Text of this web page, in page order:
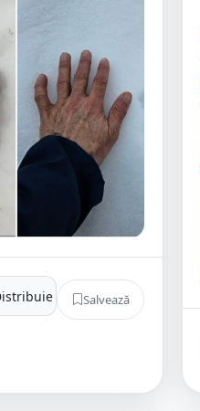
Salvează